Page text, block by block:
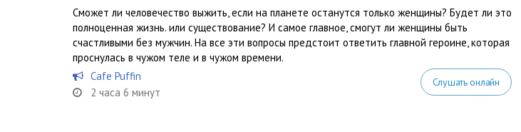
Сможет ли человечество выжить, если на планете останутся только женщины? Будет ли это
полноценная жизнь. или существование? И самое главное, смогут ли женщины быть
счастливыми без мужчин. На все эти вопросы предстоит ответить главной героине, которая
проснулась в чужом теле и в чужом времени.
Cafe Puffin
2 часа 6 минут
Слушать онлайн